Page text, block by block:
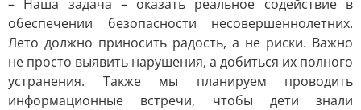
– Наша задача – оказать реальное содействие в
обеспечении безопасности несовершеннолетних.
Лето должно приносить радость, а не риски. Важно
не просто выявить нарушения, а добиться их полного
устранения. Также мы планируем проводить
информационные встречи, чтобы дети знали